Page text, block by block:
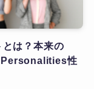
は？本来の
性